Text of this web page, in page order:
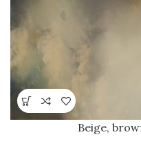
Beige,